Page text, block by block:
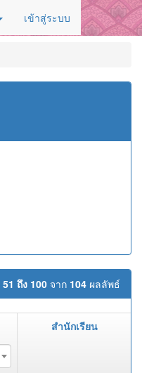
เข้าสู่ระบบ
51 ถึง 100 จาก 104 ผลลัพธ์
สำนักเรียน